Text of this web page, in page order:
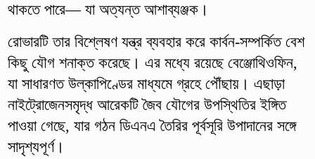
থাকতে পারে— যা অত্যন্ত আশাব্যঞ্জক।
রোভারটি তার বিশ্লেষণ যন্ত্র ব্যবহার করে কার্বন-সম্পর্কিত বেশ
কিছু যৌগ শনাক্ত করেছে। এর মধ্যে রয়েছে বেঞ্জোথিওফিন,
যা সাধারণত উল্কাপিণ্ডের মাধ্যমে গ্রহে পৌঁছায়। এছাড়া
নাইট্রোজেনসমৃদ্ধ আরেকটি জৈব যৌগের উপস্থিতির ইঙ্গিত
পাওয়া গেছে, যার গঠন ডিএনএ তৈরির পূর্বসূরি উপাদানের সঙ্গে
সাদৃশ্যপূর্ণ।